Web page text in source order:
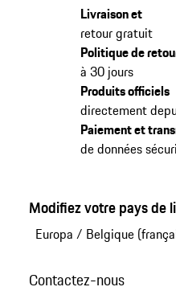
Livraison et
retour gratuit
Politique de
à 30 jours
Produits officiels
directement
Paiement et
de données
Modifiez votre pays de
Europa / Belgique
Contactez-nous